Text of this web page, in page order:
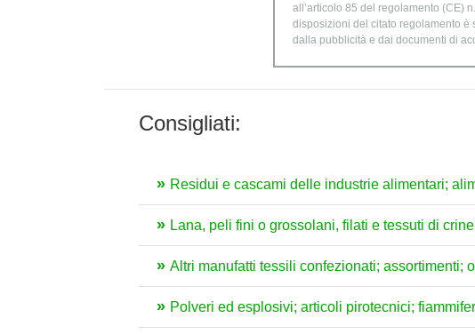
all’articolo 85 del regolamento (CE)
disposizioni del citato regolamento
dalla pubblicità e dai documenti di
Consigliati:
Residui e cascami delle industrie alimentari;
Lana, peli fini o grossolani, filati e tessuti di crine
Altri manufatti tessili confezionati; assortimenti;
Polveri ed esplosivi; articoli pirotecnici;